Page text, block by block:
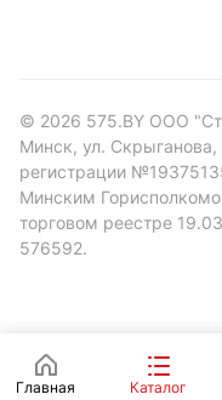
© 2026 575.BY ООО
Минск, ул. Скрыганова,
регистрации
Минским
торговом реестре
576592.
Главная Каталог